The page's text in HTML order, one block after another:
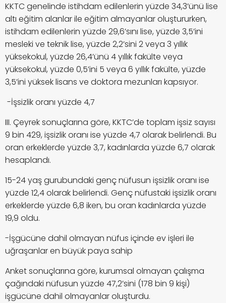
KKTC genelinde istihdam edilenlerin yüzde 34,3’ünü lise
altı eğitim alanlar ile eğitim almayanlar oluştururken,
istihdam edilenlerin yüzde 29,6’sını lise, yüzde 3,5’ini
mesleki ve teknik lise, yüzde 2,2’sini 2 veya 3 yıllık
yüksekokul, yüzde 26,4’ünü 4 yıllık fakülte veya
yüksekokul, yüzde 0,5’ini 5 veya 6 yıllık fakülte, yüzde
3,5’ini yüksek lisans ve doktora mezunları kapsıyor.
-İşsizlik oranı yüzde 4,7
III. Çeyrek sonuçlarına göre, KKTC’de toplam işsiz sayısı
9 bin 429, işsizlik oranı ise yüzde 4,7 olarak belirlendi. Bu
oran erkeklerde yüzde 3,7, kadınlarda yüzde 6,7 olarak
hesaplandı.
15-24 yaş gurubundaki genç nüfusun işsizlik oranı ise
yüzde 12,4 olarak belirlendi. Genç nüfustaki işsizlik oranı
erkeklerde yüzde 6,8 iken, bu oran kadınlarda yüzde
19,9 oldu.
-İşgücüne dahil olmayan nüfus içinde ev işleri ile
uğraşanlar en büyük paya sahip
Anket sonuçlarına göre, kurumsal olmayan çalışma
çağındaki nüfusun yüzde 47,2’sini (178 bin 9 kişi)
işgücüne dahil olmayanlar oluşturdu.